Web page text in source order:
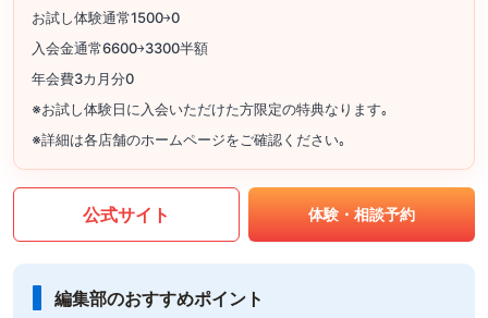
お試し体験通常1500￫0
入会金通常6600￫3300半額
年会費3カ月分0
※お試し体験日に入会いただけた方限定の特典なります｡
※詳細は各店舗のホームページをご確認ください｡
公式サイト 体験・相談予約
編集部のおすすめポイント